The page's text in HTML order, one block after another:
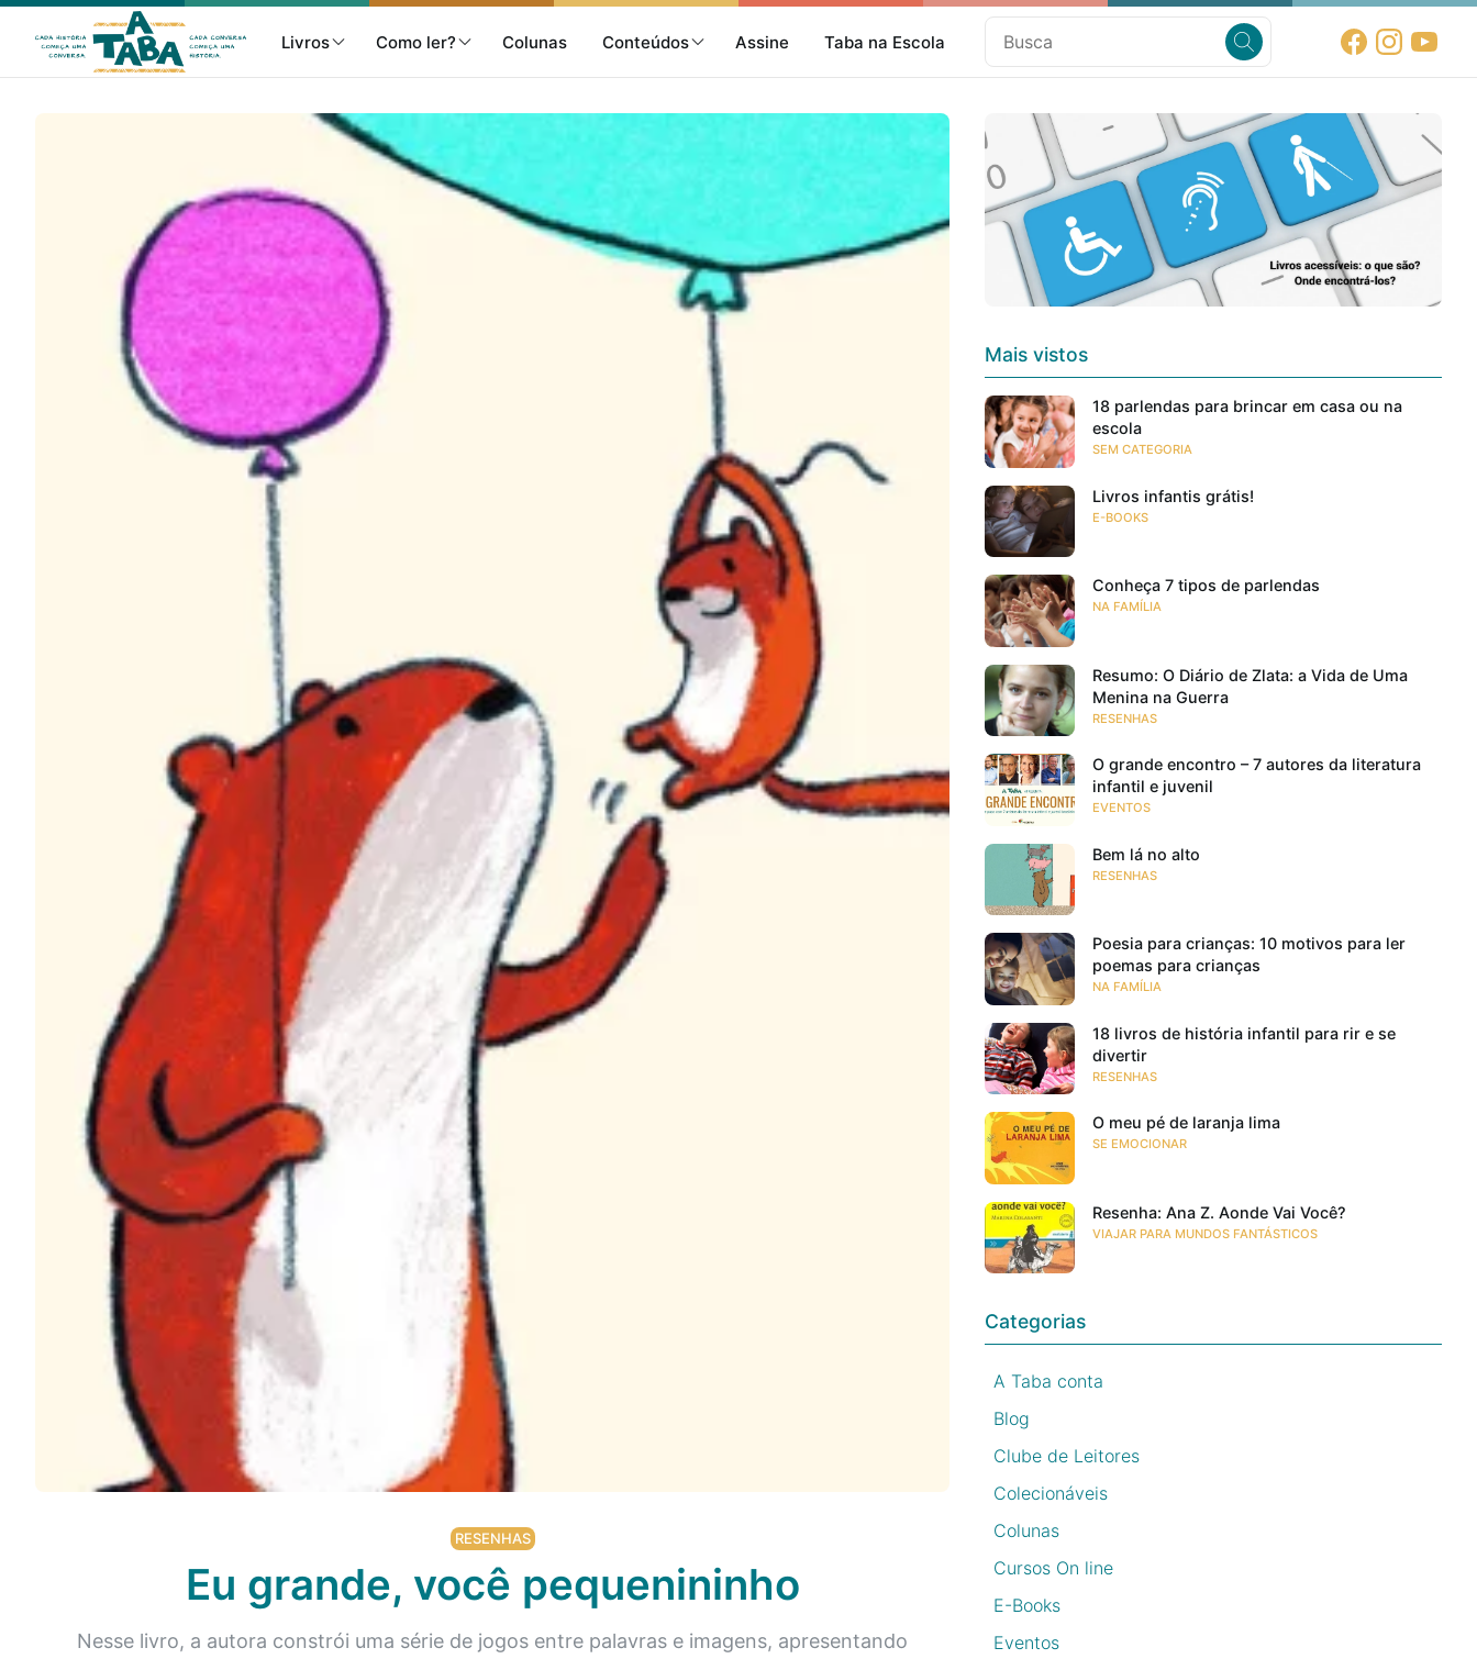
Livros Como ler? Colunas Conteúdos Assine Taba na Escola
Clube de Leitores
Podcast
Taba na Escola
RESENHAS
Eu grande, você pequenininho
Nesse livro, a autora constrói uma série de jogos entre palavras e imagens, apresentando
Mais vistos
18 parlendas para brincar em casa ou na
escola
SEM CATEGORIA
Livros infantis grátis!
E-BOOKS
Conheça 7 tipos de parlendas
NA FAMÍLIA
Resumo: O Diário de Zlata: a Vida de Uma
Menina na Guerra
RESENHAS
O grande encontro – 7 autores da literatura
infantil e juvenil
EVENTOS
Bem lá no alto
RESENHAS
Poesia para crianças: 10 motivos para ler
poemas para crianças
NA FAMÍLIA
18 livros de história infantil para rir e se
divertir
RESENHAS
O meu pé de laranja lima
SE EMOCIONAR
Resenha: Ana Z. Aonde Vai Você?
VIAJAR PARA MUNDOS FANTÁSTICOS
Categorias
A Taba conta
Blog
Clube de Leitores
Colecionáveis
Colunas
Cursos On line
E-Books
Eventos